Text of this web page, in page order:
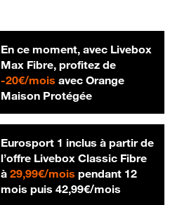
En ce moment, avec Livebox
Max Fibre, profitez de
-20€/mois20 € par mois
avec Orange
Maison Protégée
Eurosport 1 inclus à partir de
l’offre Livebox Classic Fibre
à 29,99€/mois29,99 € par mois
pendant 12
mois puis 42,99€/mois42,99 € par